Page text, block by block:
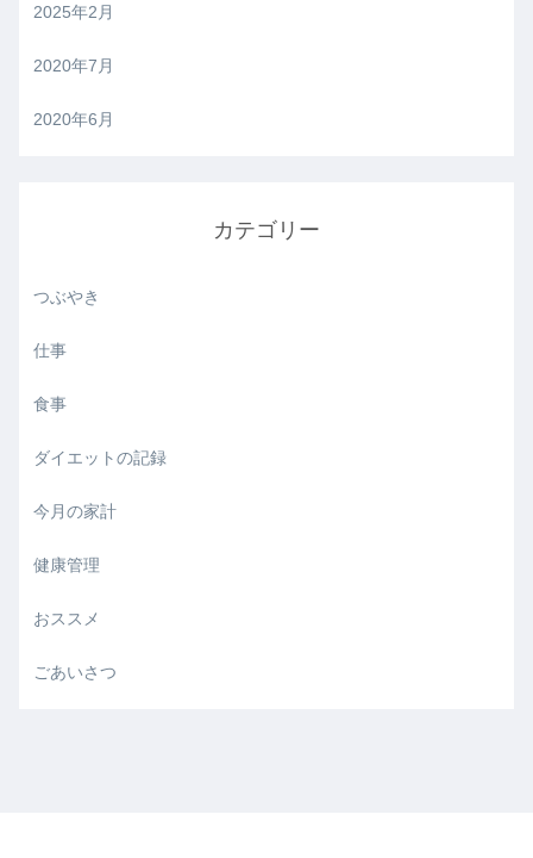
2025年2月
2020年7月
2020年6月
カテゴリー
つぶやき
仕事
食事
ダイエットの記録
今月の家計
健康管理
おススメ
ごあいさつ